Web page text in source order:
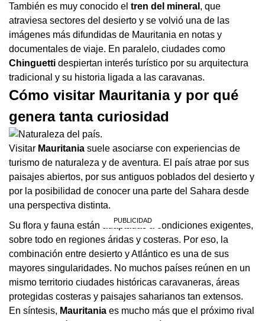
También es muy conocido el tren del mineral , que
atraviesa sectores del desierto y se volvió una de las
imágenes más difundidas de Mauritania en notas y
documentales de viaje. En paralelo, ciudades como
Chinguetti despiertan interés turístico por su arquitectura
tradicional y su historia ligada a las caravanas.
Cómo visitar Mauritania y por qué
genera tanta curiosidad
Visitar Mauritania suele asociarse con experiencias de
turismo de naturaleza y de aventura. El país atrae por sus
paisajes abiertos, por sus antiguos poblados del desierto y
por la posibilidad de conocer una parte del Sahara desde
una perspectiva distinta.
Su flora y fauna están adaptadas a condiciones exigentes,
sobre todo en regiones áridas y costeras. Por eso, la
combinación entre desierto y Atlántico es una de sus
mayores singularidades. No muchos países reúnen en un
mismo territorio ciudades históricas caravaneras, áreas
protegidas costeras y paisajes saharianos tan extensos.
En síntesis, Mauritania es mucho más que el próximo rival